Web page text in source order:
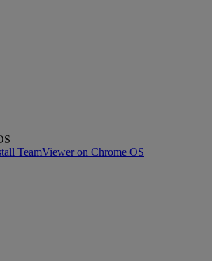
TeamViewer on Chrome OS